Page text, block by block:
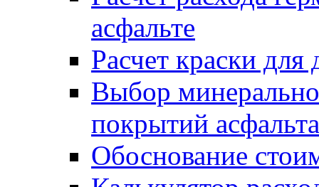
асфальте
Расчет краски
Выбор
покрытий асфальта
Обоснование